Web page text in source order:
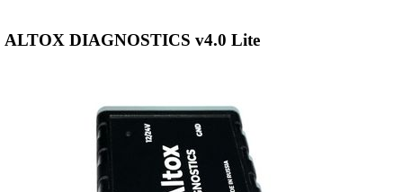
ALTOX DIAGNOSTICS v4.0 Lite